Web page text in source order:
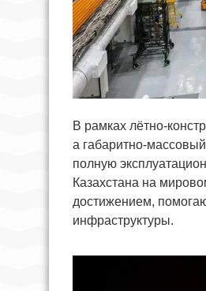
В рамках лётно-
а габаритно-
полную
Казахстана на
достижением,
инфраструктуры.